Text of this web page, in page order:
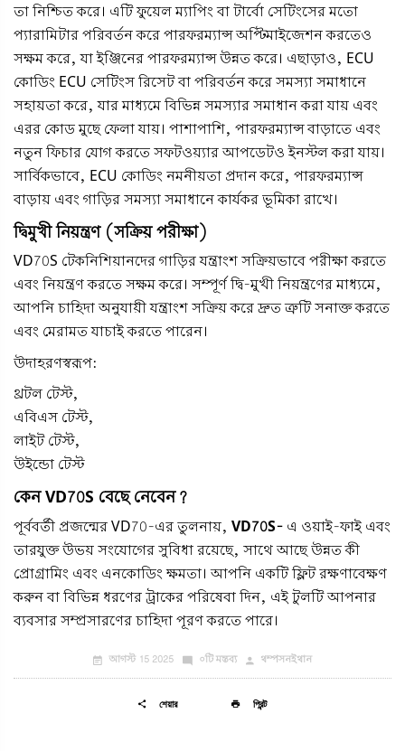
তা নিশ্চিত করে। এটি ফুয়েল ম্যাপিং বা টার্বো সেটিংসের মতো
প্যারামিটার পরিবর্তন করে পারফরম্যান্স অপ্টিমাইজেশন করতেও
সক্ষম করে, যা ইঞ্জিনের পারফরম্যান্স উন্নত করে। এছাড়াও, ECU
কোডিং ECU সেটিংস রিসেট বা পরিবর্তন করে সমস্যা সমাধানে
সহায়তা করে, যার মাধ্যমে বিভিন্ন সমস্যার সমাধান করা যায় এবং
এরর কোড মুছে ফেলা যায়। পাশাপাশি, পারফরম্যান্স বাড়াতে এবং
নতুন ফিচার যোগ করতে সফটওয়্যার আপডেটও ইনস্টল করা যায়।
সার্বিকভাবে, ECU কোডিং নমনীয়তা প্রদান করে, পারফরম্যান্স
বাড়ায় এবং গাড়ির সমস্যা সমাধানে কার্যকর ভূমিকা রাখে।
দ্বিমুখী নিয়ন্ত্রণ (সক্রিয় পরীক্ষা)
VD70S টেকনিশিয়ানদের গাড়ির যন্ত্রাংশ সক্রিয়ভাবে পরীক্ষা করতে
এবং নিয়ন্ত্রণ করতে সক্ষম করে। সম্পূর্ণ দ্বি-মুখী নিয়ন্ত্রণের মাধ্যমে,
আপনি চাহিদা অনুযায়ী যন্ত্রাংশ সক্রিয় করে দ্রুত ত্রুটি সনাক্ত করতে
এবং মেরামত যাচাই করতে পারেন।
উদাহরণস্বরূপ:
থ্রটল টেস্ট,
এবিএস টেস্ট,
লাইট টেস্ট,
উইন্ডো টেস্ট
কেন VD70S বেছে নেবেন?
পূর্ববর্তী প্রজন্মের VD70-এর তুলনায়, VD70S- এ ওয়াই-ফাই এবং
তারযুক্ত উভয় সংযোগের সুবিধা রয়েছে, সাথে আছে উন্নত কী
প্রোগ্রামিং এবং এনকোডিং ক্ষমতা। আপনি একটি ফ্লিট রক্ষণাবেক্ষণ
করুন বা বিভিন্ন ধরণের ট্রাকের পরিষেবা দিন, এই টুলটি আপনার
ব্যবসার সম্প্রসারণের চাহিদা পূরণ করতে পারে।
আগস্ট 15 2025 ০টি মন্তব্য থম্পসনইথান
শেয়ার প্রিন্ট